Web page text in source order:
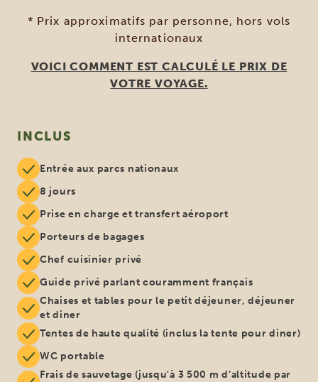
* Prix approximatifs par personne, hors vols
internationaux
VOICI COMMENT EST CALCULÉ LE PRIX DE
VOTRE VOYAGE.
INCLUS
Entrée aux parcs nationaux
8 jours
Prise en charge et transfert aéroport
Porteurs de bagages
Chef cuisinier privé
Guide privé parlant couramment français
Chaises et tables pour le petit déjeuner, déjeuner
et diner
Tentes de haute qualité (inclus la tente pour diner)
WC portable
Frais de sauvetage (jusqu'à 3 500 m d’altitude par